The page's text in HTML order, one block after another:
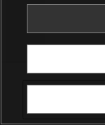
Select Your